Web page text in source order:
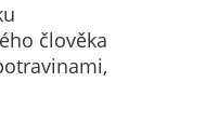
člověka